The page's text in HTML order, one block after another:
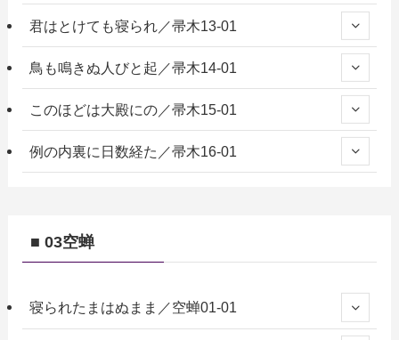
君はとけても寝られ／帚木13-01
鳥も鳴きぬ人びと起／帚木14-01
このほどは大殿にの／帚木15-01
例の内裏に日数経た／帚木16-01
■ 03空蝉
寝られたまはぬまま／空蝉01-01